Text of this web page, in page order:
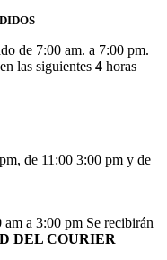
de 7:00 am. a 7:00 pm.
las siguientes 4 horas
de 11:00 3:00 pm y de
a 3:00 pm Se recibirán
DEL COURIER